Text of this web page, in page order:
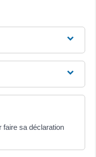
faire sa déclaration